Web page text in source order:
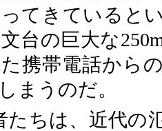
てきていると
台の巨大な
携帯電話から
まうのだ。
たちは、近代の